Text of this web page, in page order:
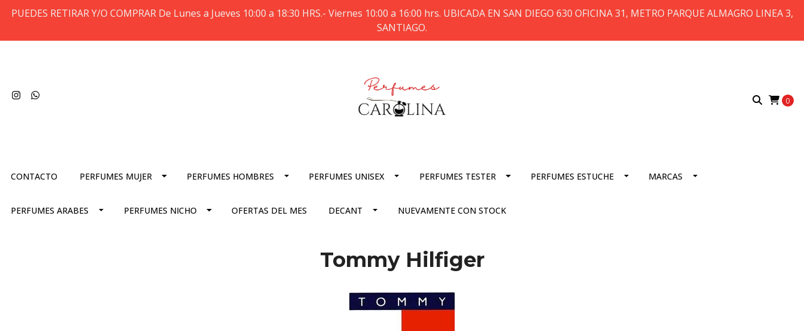
PUEDES RETIRAR Y/O COMPRAR De Lunes a Jueves 10:00 a 18:30 HRS.- Viernes 10:00 a 16:00 hrs. UBICADA EN SAN DIEGO 630 OFICINA 31, METRO PARQUE ALMAGRO LINEA 3,
SANTIAGO.
0
CONTACTO PERFUMES MUJER PERFUMES HOMBRES PERFUMES UNISEX PERFUMES TESTER PERFUMES ESTUCHE MARCAS
PERFUMES ARABES PERFUMES NICHO OFERTAS DEL MES DECANT NUEVAMENTE CON STOCK
Tommy Hilfiger